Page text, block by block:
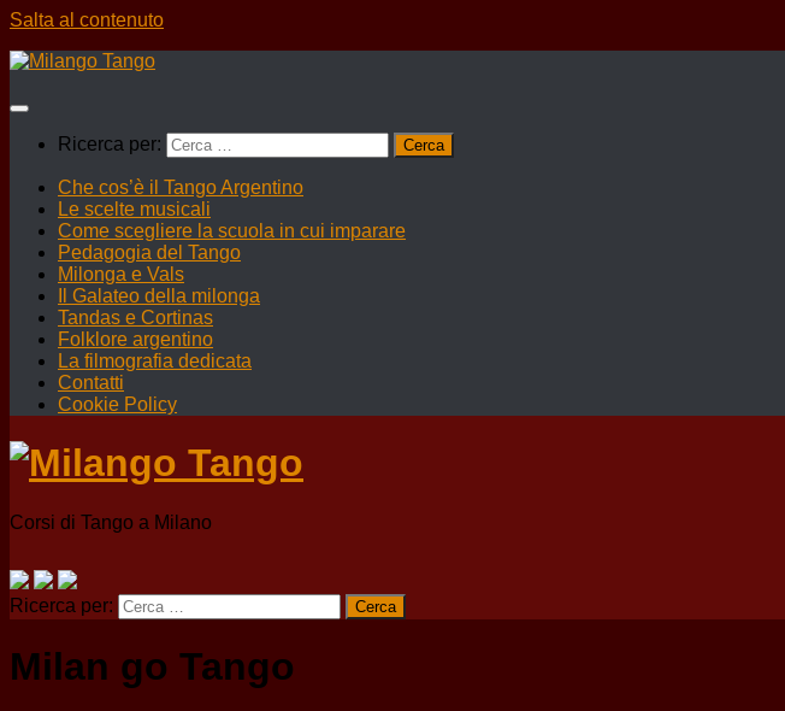
Salta al contenuto
Ricerca per:
Che cos’è il Tango Argentino
Le scelte musicali
Come scegliere la scuola in cui imparare
Pedagogia del Tango
Milonga e Vals
Il Galateo della milonga
Tandas e Cortinas
Folklore argentino
La filmografia dedicata
Contatti
Cookie Policy
Corsi di Tango a Milano
Ricerca per:
Milan go Tango